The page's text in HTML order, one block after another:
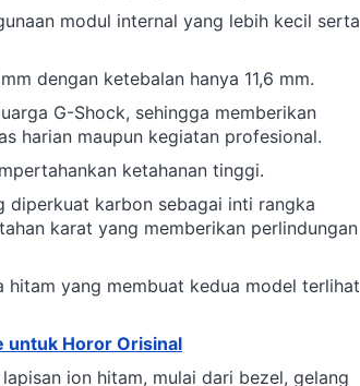
modul internal yang lebih kecil serta
dengan ketebalan hanya 11,6 mm.
G-Shock, sehingga memberikan
harian maupun kegiatan profesional.
ketahanan tinggi.
diperkuat karbon sebagai inti rangka
karat yang memberikan perlindungan
hitam yang membuat kedua model terlihat
untuk Horor Orisinal
ion hitam, mulai dari bezel, gelang